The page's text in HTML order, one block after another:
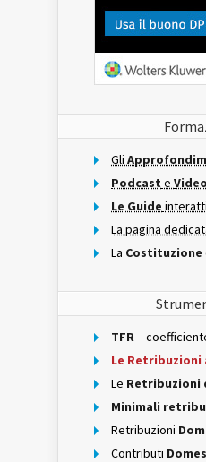
Gli
Podcast e Video
Le Guide
La pagina
La Costituzione
TFR–
Le Retribuzioni
Le Retribuzioni
Minimali
Retribuzioni
Contributi